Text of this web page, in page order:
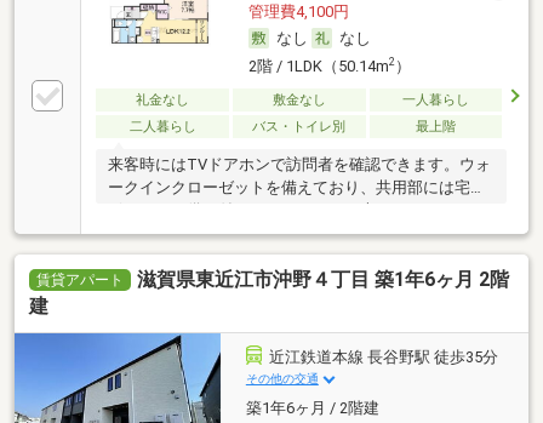
管理費4,100円
なし
なし
2階 / 1LDK（50.14m2）
礼金なし 敷金なし
一人暮らし
二人暮らし
バス・トイレ別 最上階
来客時にはTVドアホンで訪問者を確認できます。ウォ
ークインクローゼットを備えており、共用部には宅配
ッチンやお風呂が魅力的。エアコンが2基設備です。
賃貸アパート
滋賀県東近江市沖野４丁目 築1年6ヶ月 2階
建
近江鉄道本線 長谷野駅 徒歩35分
その他の交通
築1年6ヶ月 / 2階建